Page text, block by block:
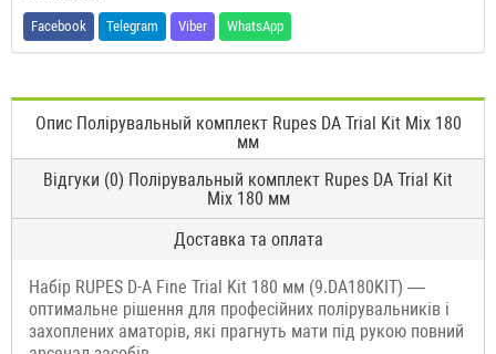
Facebook Telegram Viber WhatsApp
Опис Полірувальный комплект Rupes DA Trial Kit Mix 180
мм
Відгуки (0) Полірувальный комплект Rupes DA Trial Kit
Mix 180 мм
Доставка та оплата
Набір RUPES D-A Fine Trial Kit 180 мм (9.DA180KIT) —
оптимальне рішення для професійних полірувальників і
захоплених аматорів, які прагнуть мати під рукою повний